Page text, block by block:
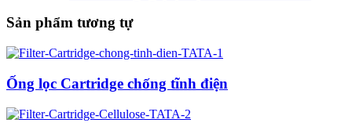
Sản phẩm tương tự
Ống lọc Cartridge chống tĩnh điện